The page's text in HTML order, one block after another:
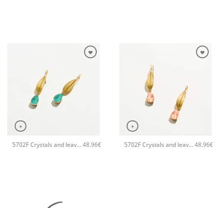
+
5702F Crystals and leaves small χειροποίητα σκουλαρίκια Catherine bijoux Τυρκουάζ48.96€
+
5702F Crystals and leaves small χειροποίητα σκουλαρίκια Catherine bijoux Πορτοκαλί48.96€